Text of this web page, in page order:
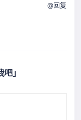
@回复
」